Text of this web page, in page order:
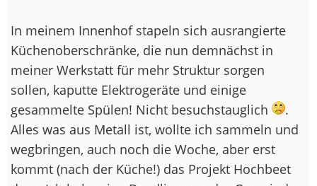
In meinem Innenhof stapeln sich ausrangierte
Küchenoberschränke, die nun demnächst in
meiner Werkstatt für mehr Struktur sorgen
sollen, kaputte Elektrogeräte und einige
gesammelte Spülen! Nicht besuchstauglich
.
Alles was aus Metall ist, wollte ich sammeln und
wegbringen, auch noch die Woche, aber erst
kommt (nach der Küche!) das Projekt Hochbeet